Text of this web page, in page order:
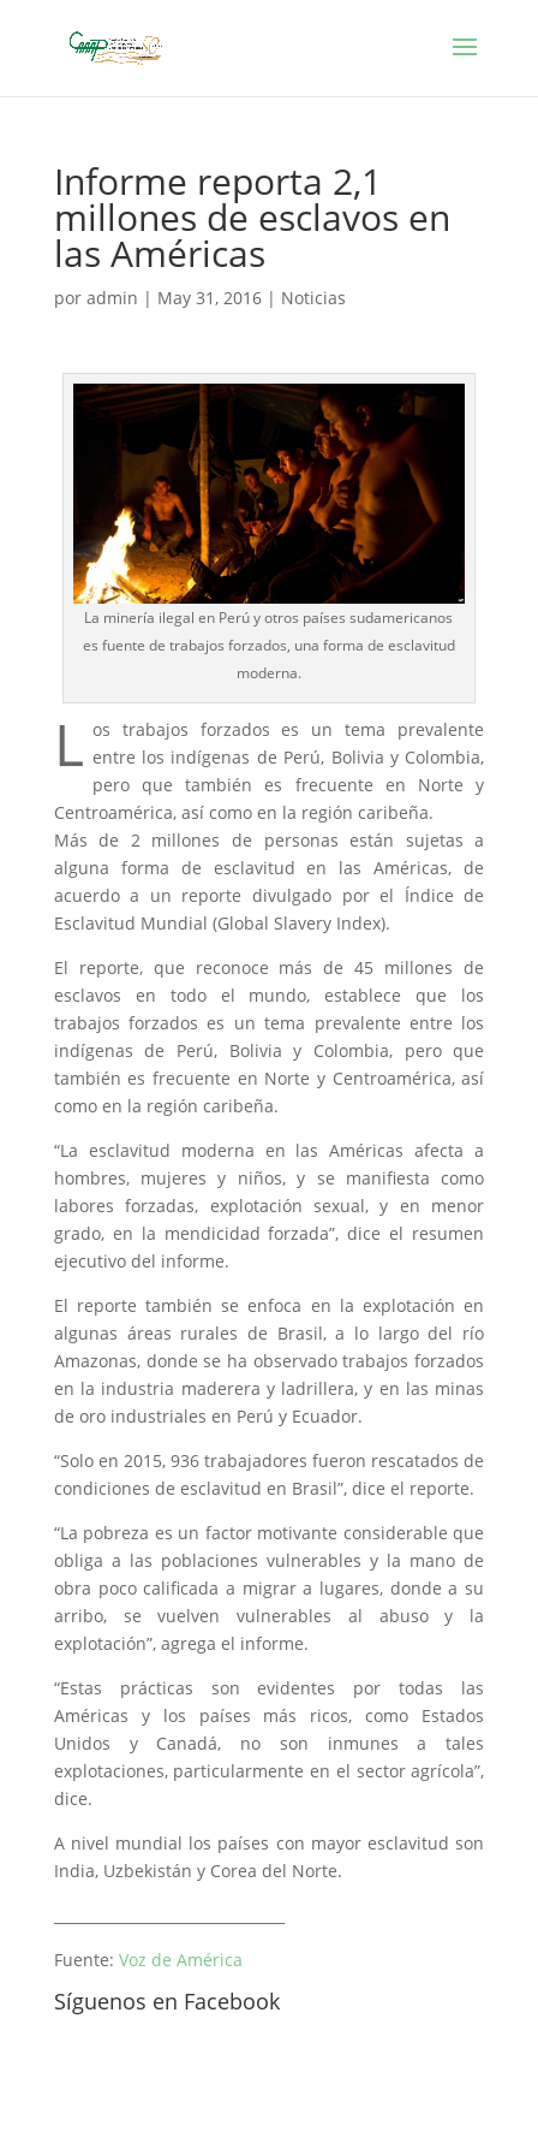
Informe reporta 2,1
millones de esclavos en
las Américas
por admin | May 31, 2016| Noticias
La minería ilegal en Perú y otros países sudamericanos
es fuente de trabajos forzados, una forma de esclavitud
moderna.
L os trabajos forzados es un tema prevalente
entre los indígenas de Perú, Bolivia y Colombia,
pero que también es frecuente en Norte y
Centroamérica, así como en la región caribeña.
Más de 2 millones de personas están sujetas a
alguna forma de esclavitud en las Américas, de
acuerdo a un reporte divulgado por el Índice de
Esclavitud Mundial (Global Slavery Index).
El reporte, que reconoce más de 45 millones de
esclavos en todo el mundo, establece que los
trabajos forzados es un tema prevalente entre los
indígenas de Perú, Bolivia y Colombia, pero que
también es frecuente en Norte y Centroamérica, así
como en la región caribeña.
“La esclavitud moderna en las Américas afecta a
hombres, mujeres y niños, y se manifiesta como
labores forzadas, explotación sexual, y en menor
grado, en la mendicidad forzada”, dice el resumen
ejecutivo del informe.
El reporte también se enfoca en la explotación en
algunas áreas rurales de Brasil, a lo largo del río
Amazonas, donde se ha observado trabajos forzados
en la industria maderera y ladrillera, y en las minas
de oro industriales en Perú y Ecuador.
“Solo en 2015, 936 trabajadores fueron rescatados de
condiciones de esclavitud en Brasil”, dice el reporte.
“La pobreza es un factor motivante considerable que
obliga a las poblaciones vulnerables y la mano de
obra poco calificada a migrar a lugares, donde a su
arribo, se vuelven vulnerables al abuso y la
explotación”, agrega el informe.
“Estas prácticas son evidentes por todas las
Américas y los países más ricos, como Estados
Unidos y Canadá, no son inmunes a tales
explotaciones, particularmente en el sector agrícola”,
dice.
A nivel mundial los países con mayor esclavitud son
India, Uzbekistán y Corea del Norte.
Fuente: Voz de América
Síguenos en Facebook